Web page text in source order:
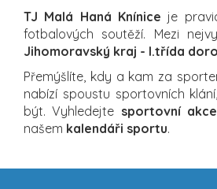
TJ Malá Haná Knínice je
fotbalových soutěží. Mezi
Jihomoravský kraj - I.třída
Přemýšlíte, kdy a kam za
nabízí spoustu sportovních
být. Vyhledejte sportovní akce
našem kalendáři sportu.